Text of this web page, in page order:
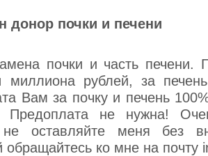
донор почки и печени
почки и часть печени.
миллиона рублей, за
Вам за почку и печень
не нужна!
не оставляйте меня без
ко мне на почту